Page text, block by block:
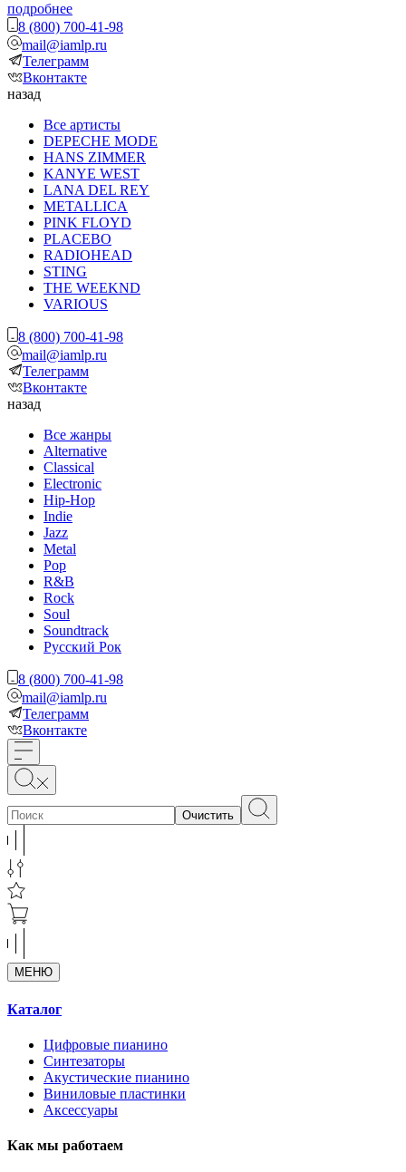
подробнее
8 (800) 700-41-98
mail@iamlp.ru
Телеграмм
Вконтакте
назад
Все артисты
DEPECHE MODE
HANS ZIMMER
KANYE WEST
LANA DEL REY
METALLICA
PINK FLOYD
PLACEBO
RADIOHEAD
STING
THE WEEKND
VARIOUS
8 (800) 700-41-98
mail@iamlp.ru
Телеграмм
Вконтакте
назад
Все жанры
Alternative
Classical
Electronic
Hip-Hop
Indie
Jazz
Metal
Pop
R&B
Rock
Soul
Soundtrack
Русский Рок
8 (800) 700-41-98
mail@iamlp.ru
Телеграмм
Вконтакте
Очистить
МЕНЮ
Каталог
Цифровые пианино
Синтезаторы
Акустические пианино
Виниловые пластинки
Аксессуары
Как мы работаем